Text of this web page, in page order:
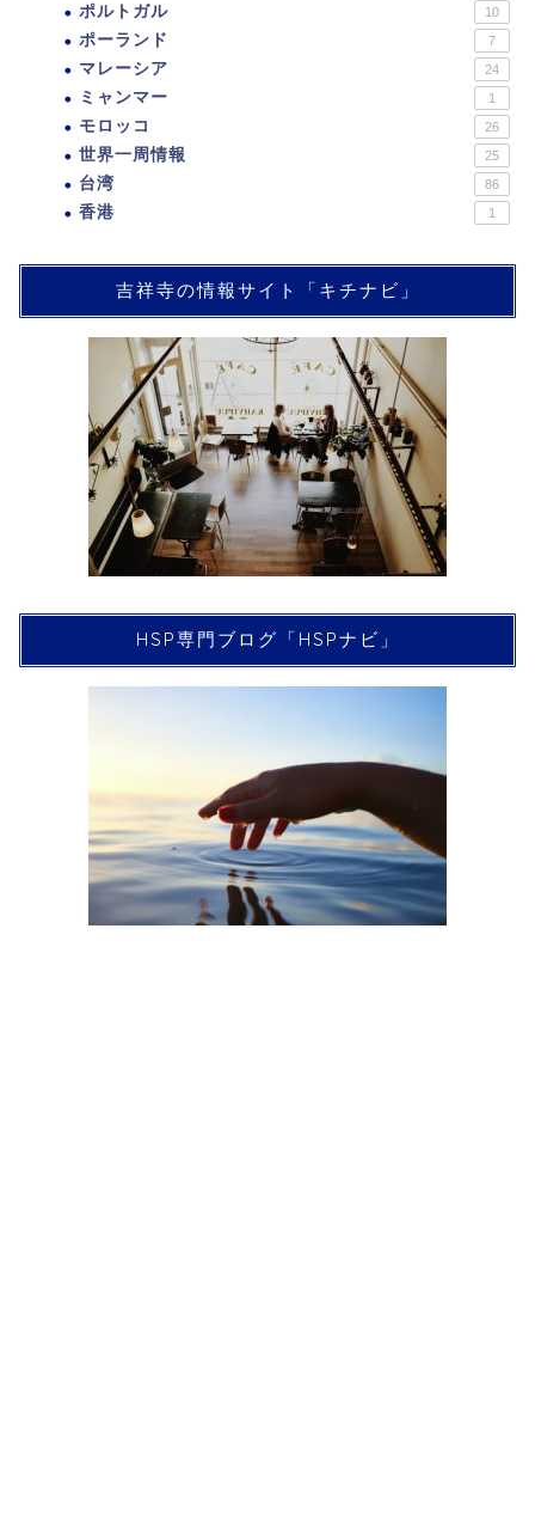
ポルトガル 10
ポーランド 7
マレーシア 24
ミャンマー 1
モロッコ 26
世界一周情報 25
台湾 86
香港 1
吉祥寺の情報サイト「キチナビ」
HSP専門ブログ「HSPナビ」